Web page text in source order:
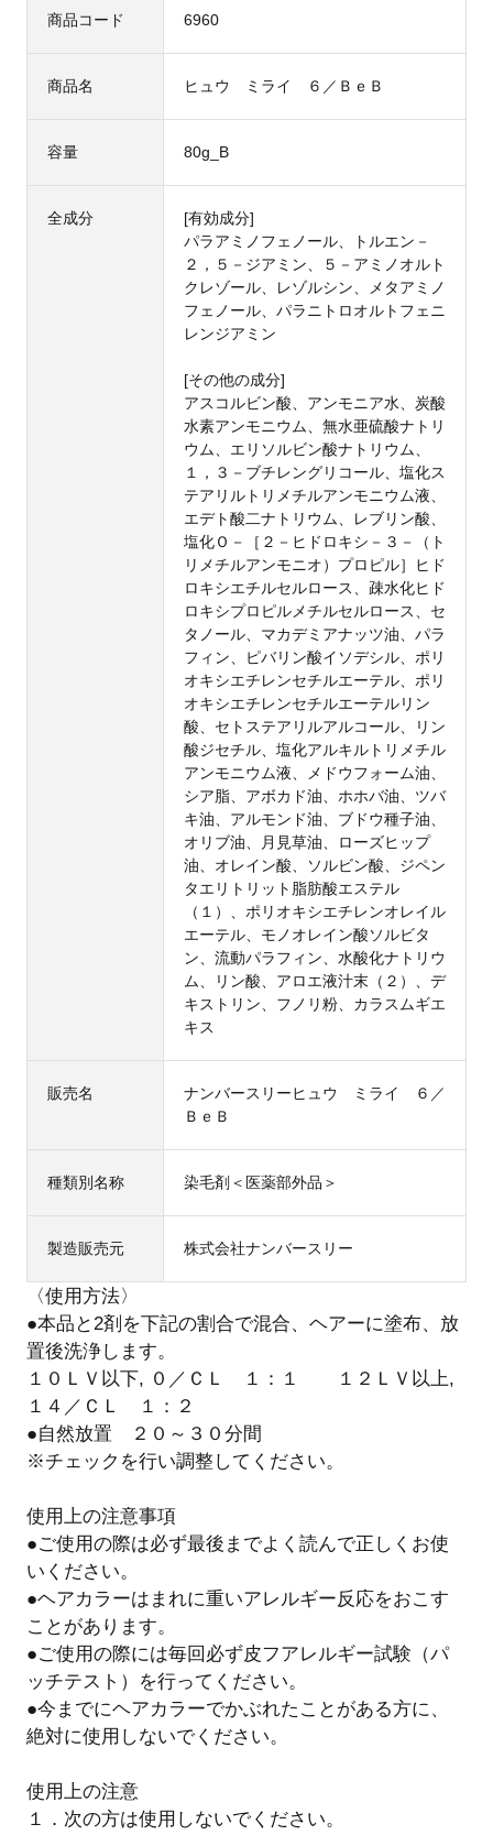
商品コード 6960
商品名 ヒュウ ミライ ６／ＢｅＢ
容量 80g_B
全成分
[有効成分]
パラアミノフェノール、トルエン－
２，５－ジアミン、５－アミノオルト
クレゾール、レゾルシン、メタアミノ
フェノール、パラニトロオルトフェニ
レンジアミン
[その他の成分]
アスコルビン酸、アンモニア水、炭酸
水素アンモニウム、無水亜硫酸ナトリ
ウム、エリソルビン酸ナトリウム、
１，３－ブチレングリコール、塩化ス
テアリルトリメチルアンモニウム液、
エデト酸二ナトリウム、レブリン酸、
塩化Ｏ－［２－ヒドロキシ－３－（ト
リメチルアンモニオ）プロピル］ヒド
ロキシエチルセルロース、疎水化ヒド
ロキシプロピルメチルセルロース、セ
タノール、マカデミアナッツ油、パラ
フィン、ピバリン酸イソデシル、ポリ
オキシエチレンセチルエーテル、ポリ
オキシエチレンセチルエーテルリン
酸、セトステアリルアルコール、リン
酸ジセチル、塩化アルキルトリメチル
アンモニウム液、メドウフォーム油、
シア脂、アボカド油、ホホバ油、ツバ
キ油、アルモンド油、ブドウ種子油、
オリブ油、月見草油、ローズヒップ
油、オレイン酸、ソルビン酸、ジペン
タエリトリット脂肪酸エステル
（１）、ポリオキシエチレンオレイル
エーテル、モノオレイン酸ソルビタ
ン、流動パラフィン、水酸化ナトリウ
ム、リン酸、アロエ液汁末（２）、デ
キストリン、フノリ粉、カラスムギエ
キス
販売名
ナンバースリーヒュウ ミライ ６／
ＢｅＢ
種類別名称 染毛剤＜医薬部外品＞
製造販売元 株式会社ナンバースリー
〈使用方法〉
●本品と2剤を下記の割合で混合、ヘアーに塗布、放
置後洗浄します。
１０ＬＶ以下, ０／ＣＬ １：１ １２ＬＶ以上,
１４／ＣＬ １：２
●自然放置 ２０～３０分間
※チェックを行い調整してください。
使用上の注意事項
●ご使用の際は必ず最後までよく読んで正しくお使
いください。
●ヘアカラーはまれに重いアレルギー反応をおこす
ことがあります。
●ご使用の際には毎回必ず皮フアレルギー試験（パ
ッチテスト）を行ってください。
●今までにヘアカラーでかぶれたことがある方に、
絶対に使用しないでください。
使用上の注意
１．次の方は使用しないでください。